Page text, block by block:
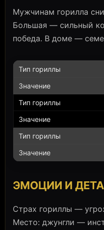
Мужчинам горилла
Большая — сильный
победа. В доме —
ЭМОЦИИ И
Страх гориллы —
Место: джунгли —